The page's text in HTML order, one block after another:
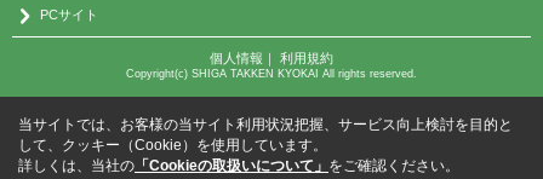
PCサイト
個人情報 ｜ 利用規約
Copyright(c) SHIGA TAKKEN KYOKAI All rights reserved.
当サイトでは、お客様の当サイト利用状況把握、サービス向上検討を目的と
して、クッキー（Cookie）を使用しています。
詳しくは、当社の 「Cookieの取扱いについて」 をご確認ください。